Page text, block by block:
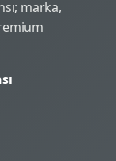
marka,